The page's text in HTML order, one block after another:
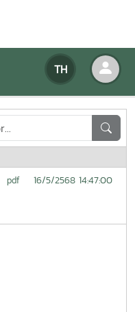
TH
pdf 16/5/2568 14:47:00